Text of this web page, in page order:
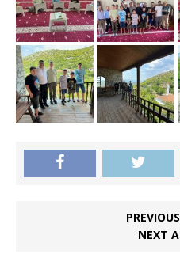
NEXT